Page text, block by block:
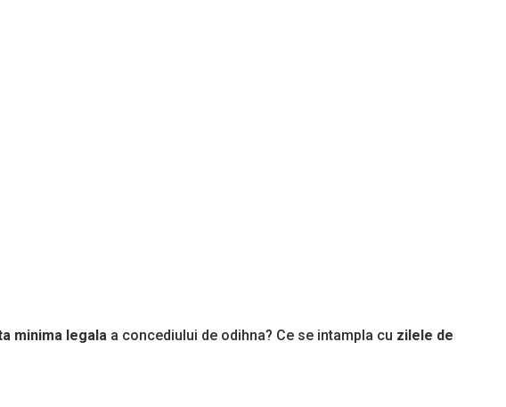
minima legala a concediului de odihna? Ce se intampla cu zilele de